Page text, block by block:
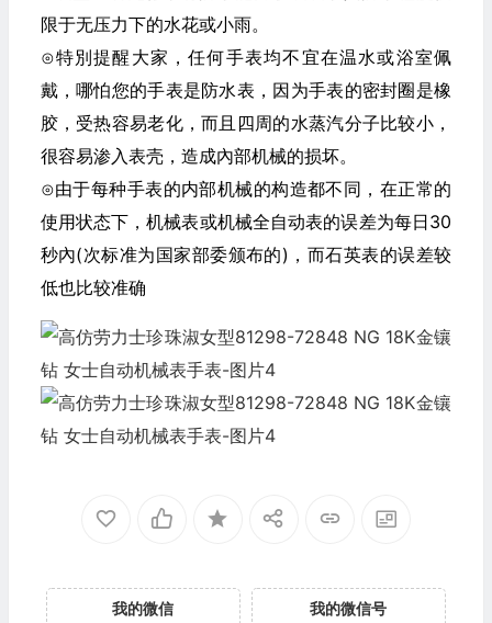
限于无压力下的水花或小雨。
⊙特別提醒大家，任何手表均不宜在温水或浴室佩
戴，哪怕您的手表是防水表，因为手表的密封圈是橡
胶，受热容易老化，而且四周的水蒸汽分子比较小，
很容易渗入表壳，造成內部机械的损坏。
⊙由于每种手表的内部机械的构造都不同，在正常的
使用状态下，机械表或机械全自动表的误差为每日30
秒內(次标准为国家部委颁布的)，而石英表的误差较
低也比较准确
我的微信
我的微信号